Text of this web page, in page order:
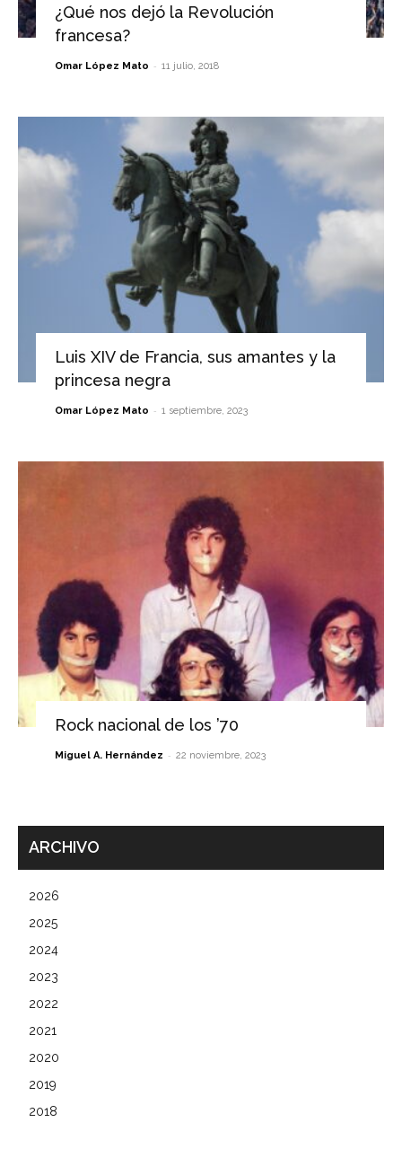
¿Qué nos dejó la Revolución
francesa?
Omar López Mato - 11 julio, 2018
Luis XIV de Francia, sus amantes y la
princesa negra
Omar López Mato - 1 septiembre, 2023
Rock nacional de los ’70
Miguel A. Hernández - 22 noviembre, 2023
ARCHIVO
2026
2025
2024
2023
2022
2021
2020
2019
2018